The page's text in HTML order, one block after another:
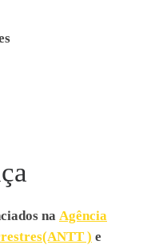
na Agência
) e